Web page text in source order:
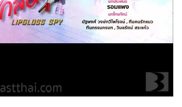
สายลับลิปกลอส